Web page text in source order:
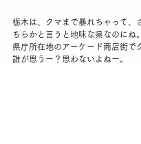
栃木は、クマまで暴れちゃって、
ちらかと言うと地味な県なのにね。
県庁所在地のアーケード商店街で
誰が思うー？思わないよねー。